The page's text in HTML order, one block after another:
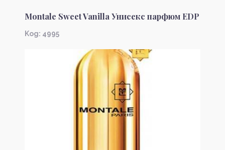
Montale Sweet Vanilla Унисекс парфюм EDP
Kод: 4995